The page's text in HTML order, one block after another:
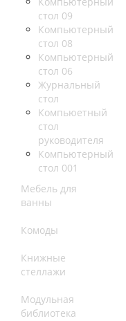
стол 09
Компьютерный
стол 08
Компьютерный
стол 06
Журнальный
стол
Компьюетный
стол
руководителя
Компьютерный
стол 001
Мебель для
ванны
Комоды
Книжные
стеллажи
Модульная
библиотека